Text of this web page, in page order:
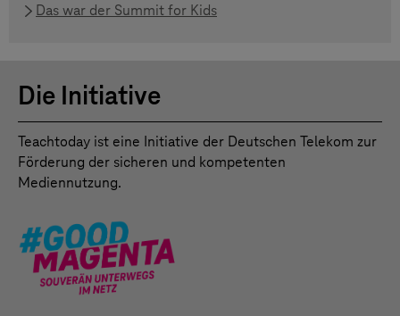
Das war der Summit for Kids
Die Initiative
Teachtoday ist eine Initiative der Deutschen Telekom zur
Förderung der sicheren und kompetenten
Mediennutzung.